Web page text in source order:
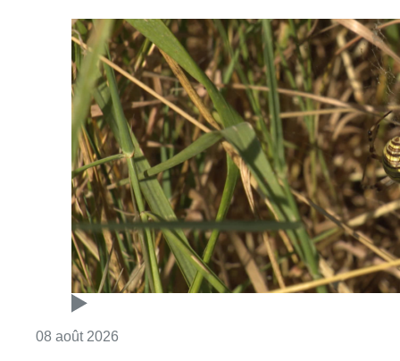
08 août 2026Consulter l'article "Au Moeraske, Bart
Partager l'article
Facebook
TwitterWhatsApp
Share
09 décembre 2024- 13h09
Boitsfort rugby club
Kituro Schaerbeek
Reportages
Schaerbeek
Watermael-Boitsfort